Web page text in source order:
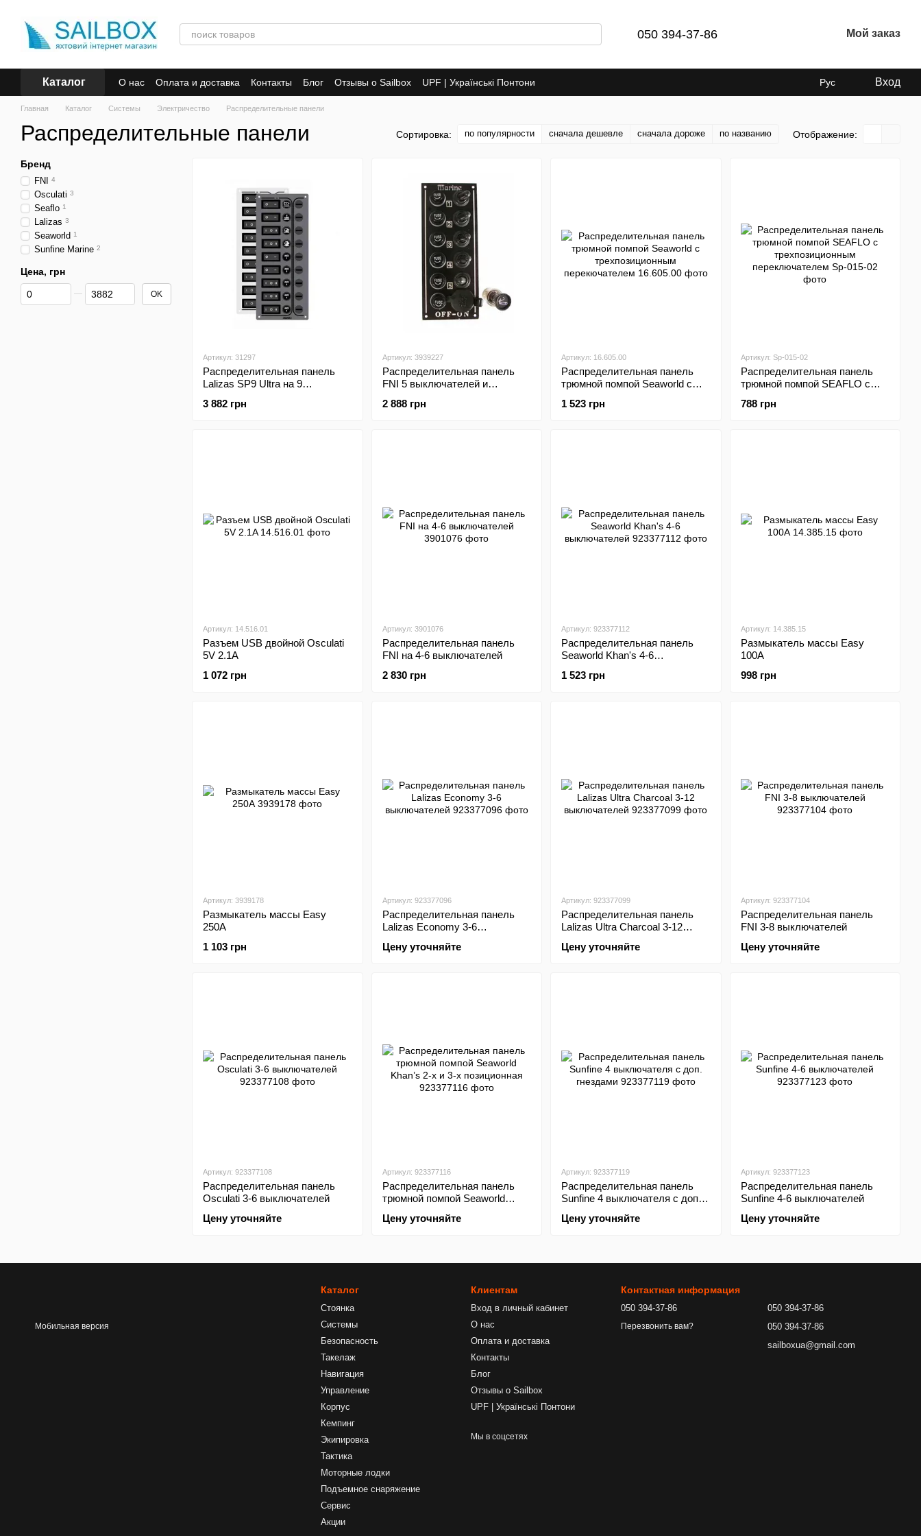
050 394-37-86 Мой заказ
Каталог О нас Оплата и доставка Контакты Блог Отзывы о Sailbox UPF | Українські Понтони Рус Вход
Главная Каталог Системы Электричество Распределительные панели
Распределительные панели Сортировка: по популярности сначала дешевле сначала дороже по названию Отображение:
Артикул: 31297
Распределительная панель
Lalizas SP9 Ultra на 9
3 882 грн
Артикул: 3939227
Распределительная панель
FNI 5 выключателей и
2 888 грн
Артикул: 16.605.00
Распределительная панель
трюмной помпой Seaworld с
перекючателем
1 523 грн
Артикул: Sp-015-02
Распределительная панель
трюмной помпой SEAFLO с
переключателем
788 грн
Артикул: 14.516.01
Разъем USB двойной Osculati
5V 2.1A
1 072 грн
Артикул: 3901076
Распределительная панель
FNI на 4-6 выключателей
2 830 грн
Артикул: 923377112
Распределительная панель
Seaworld Khan's 4-6
1 523 грн
Артикул: 14.385.15
Размыкатель массы Easy
100А
998 грн
Артикул: 3939178
Размыкатель массы Easy
250А
1 103 грн
Артикул: 923377096
Распределительная панель
Lalizas Economy 3-6
Цену уточняйте
Артикул: 923377099
Распределительная панель
Lalizas Ultra Charcoal 3-12
Цену уточняйте
Артикул: 923377104
Распределительная панель
FNI 3-8 выключателей
Цену уточняйте
Артикул: 923377108
Распределительная панель
Osculati 3-6 выключателей
Цену уточняйте
Артикул: 923377116
Распределительная панель
трюмной помпой Seaworld
Цену уточняйте
Артикул: 923377119
Распределительная панель
Sunfine 4 выключателя с доп.
Цену уточняйте
Артикул: 923377123
Распределительная панель
Sunfine 4-6 выключателей
Цену уточняйте
Бренд
FNI 4
Osculati 3
Seaflo 1
Lalizas 3
Seaworld 1
Sunfine Marine 2
Цена, грн
От Цена, грн
До Цена, грн OK
Мобильная версия
Каталог
Стоянка
Системы
Безопасность
Такелаж
Навигация
Управление
Корпус
Кемпинг
Экипировка
Тактика
Моторные лодки
Подъемное снаряжение
Сервис
Акции
Клиентам
Вход в личный кабинет
О нас
Оплата и доставка
Контакты
Блог
Отзывы о Sailbox
UPF | Українські Понтони
Мы в соцсетях
Контактная информация
050 394-37-86
Перезвонить вам?
050 394-37-86
050 394-37-86
sailboxua@gmail.com